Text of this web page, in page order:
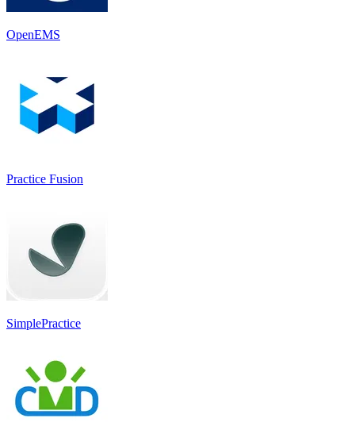
OpenEMS
Practice Fusion
SimplePractice